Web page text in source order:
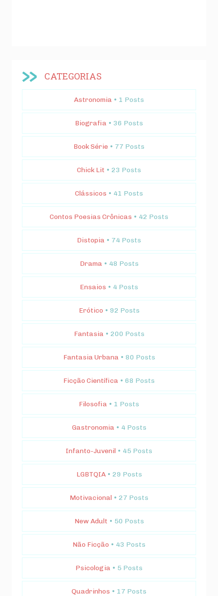
CATEGORIAS
Astronomia • 1 Posts
Biografia • 36 Posts
Book Série • 77 Posts
Chick Lit • 23 Posts
Clássicos • 41 Posts
Contos Poesias Crônicas • 42 Posts
Distopia • 74 Posts
Drama • 48 Posts
Ensaios • 4 Posts
Erótico • 92 Posts
Fantasia • 200 Posts
Fantasia Urbana • 80 Posts
Ficção Científica • 68 Posts
Filosofia • 1 Posts
Gastronomia • 4 Posts
Infanto-Juvenil • 45 Posts
LGBTQIA • 29 Posts
Motivacional • 27 Posts
New Adult • 50 Posts
Não Ficção • 43 Posts
Psicologia • 5 Posts
Quadrinhos • 17 Posts